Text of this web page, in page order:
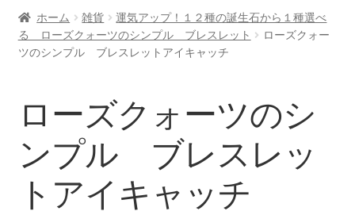
シ
ョ
ン
キ
ッ
プ
ツ
へ
ス
プ
CoCoFullとは？
マイアカウント
カート
会社概要
ホーム 雑貨
運気アップ！１２種の誕生石から１種選べ
る ローズクォーツのシンプル ブレスレット
ローズクォー
ツのシンプル ブレスレットアイキャッチ
ローズクォーツのシ
ンプル ブレスレッ
トアイキャッチ